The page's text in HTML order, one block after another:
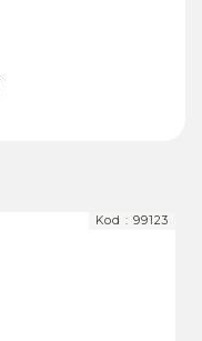
Kod : 99123